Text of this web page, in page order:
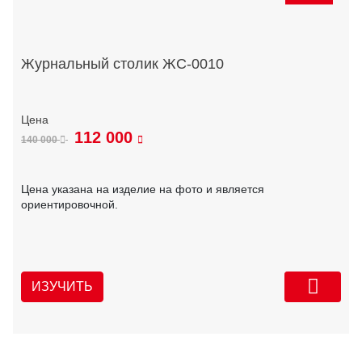
Журнальный столик ЖС-0010
140 000 112 000
Цена указана на изделие на фото и является
ориентировочной.
ИЗУЧИТЬ